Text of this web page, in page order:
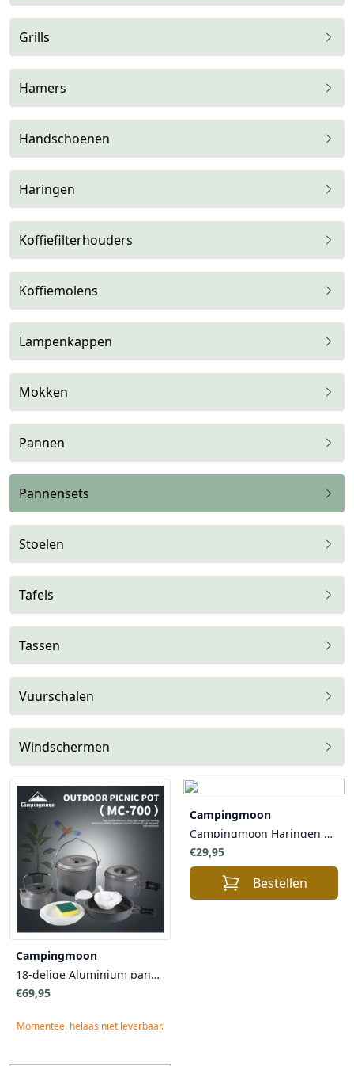
Grills
Hamers
Handschoenen
Haringen
Koffiefilterhouders
Koffiemolens
Lampenkappen
Mokken
Pannen
Pannensets
Stoelen
Tafels
Tassen
Vuurschalen
Windschermen
Campingmoon
18-delige Aluminium pannenset voor 7 personen
€69,95
Momenteel helaas niet leverbaar.
Campingmoon
Campingmoon Haringen RVS 26 cm – 8 Stuks – Heavy Duty Tentpennen voor Harde Grond – 420J2 Staal
€29,95
Bestellen